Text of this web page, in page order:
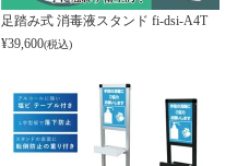
足踏み式 消毒液スタンド fi-dsi-A4T
¥39,600(税込)